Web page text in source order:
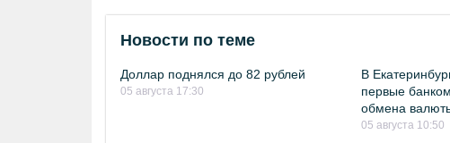
Новости по теме
Доллар поднялся до 82 рублей
05 августа 17:30
В
первые
обмена
05 августа 10:50